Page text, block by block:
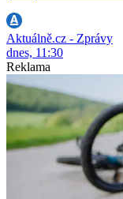
Aktuálně.cz - Zprávy
dnes, 11:30
Reklama